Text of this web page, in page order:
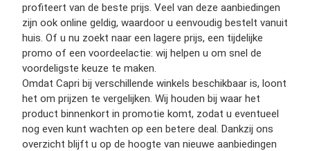
profiteert van de beste prijs. Veel van deze aanbiedingen
zijn ook online geldig, waardoor u eenvoudig bestelt vanuit
huis. Of u nu zoekt naar een lagere prijs, een tijdelijke
promo of een voordeelactie: wij helpen u om snel de
voordeligste keuze te maken.
Omdat Capri bij verschillende winkels beschikbaar is, loont
het om prijzen te vergelijken. Wij houden bij waar het
product binnenkort in promotie komt, zodat u eventueel
nog even kunt wachten op een betere deal. Dankzij ons
overzicht blijft u op de hoogte van nieuwe aanbiedingen